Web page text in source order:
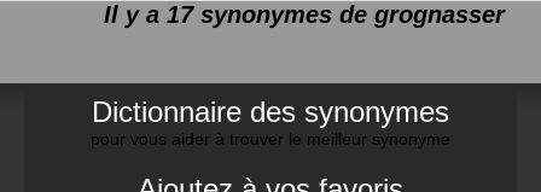
Il y a 17 synonymes de grognasser
Dictionnaire des synonymes
pour vous aider à trouver le meilleur synonyme